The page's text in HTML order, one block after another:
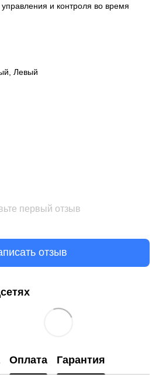
и контроля во время
Левый
первый отзыв
отзыв
Оплата Гарантия